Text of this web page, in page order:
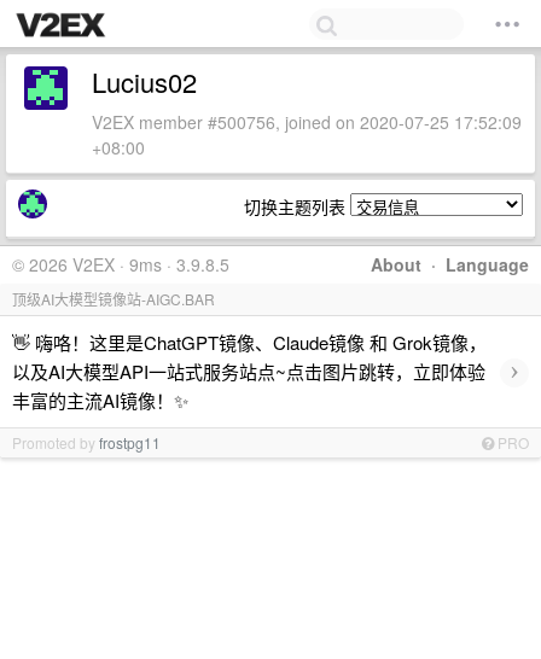
Lucius02
V2EX member #500756, joined on 2020-07-25 17:52:09
+08:00
切换主题列表
About · Language
© 2026 V2EX · 9ms · 3.9.8.5
顶级AI大模型镜像站-AIGC.BAR
👋 嗨咯！这里是ChatGPT镜像、Claude镜像 和 Grok镜像，
以及AI大模型API一站式服务站点~点击图片跳转，立即体验
丰富的主流AI镜像！✨
›
Promoted byfrostpg11 PRO